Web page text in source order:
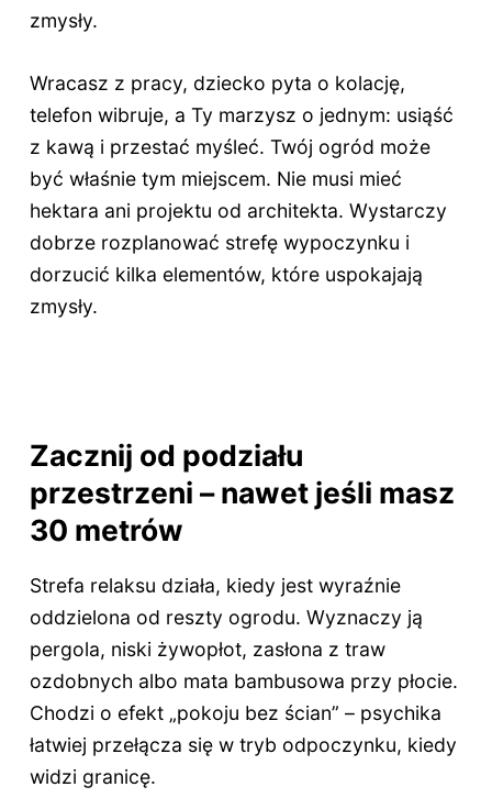
zmysły.
Wracasz z pracy, dziecko pyta o kolację,
telefon wibruje, a Ty marzysz o jednym: usiąść
z kawą i przestać myśleć. Twój ogród może
być właśnie tym miejscem. Nie musi mieć
hektara ani projektu od architekta. Wystarczy
dobrze rozplanować strefę wypoczynku i
dorzucić kilka elementów, które uspokajają
zmysły.
Zacznij od podziału
przestrzeni – nawet jeśli masz
30 metrów
Strefa relaksu działa, kiedy jest wyraźnie
oddzielona od reszty ogrodu. Wyznaczy ją
pergola, niski żywopłot, zasłona z traw
ozdobnych albo mata bambusowa przy płocie.
Chodzi o efekt „pokoju bez ścian” – psychika
łatwiej przełącza się w tryb odpoczynku, kiedy
widzi granicę.